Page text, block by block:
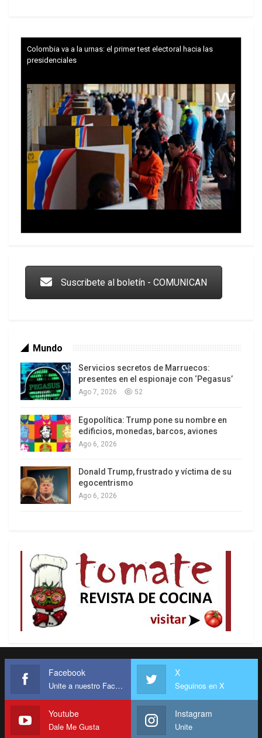
Colombia va a la urnas: el primer test electoral hacia las
presidenciales
Los latinos le van dando la espalda a Trump
Suscribete al boletín - COMUNICAN
Mundo
Servicios secretos de Marruecos:
presentes en el espionaje con ‘Pegasus’
Ago 7, 2026 52
Egopolítica: Trump pone su nombre en
edificios, monedas, barcos, aviones
Ago 6, 2026
Donald Trump, frustrado y víctima de su
egocentrismo
Ago 6, 2026
Facebook
Unite a nuestro Facebook
X
Seguinos en X
Youtube
Dale Me Gusta
Instagram
Unite